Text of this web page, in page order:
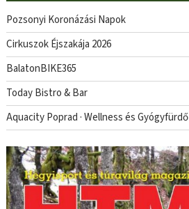
Pozsonyi Koronázási Napok
Cirkuszok Éjszakája 2026
BalatonBIKE365
Today Bistro & Bar
Aquacity Poprad · Wellness és Gyógyfürdő